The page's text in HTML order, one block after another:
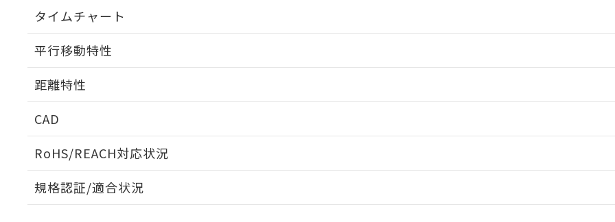
タイムチャート
平行移動特性
距離特性
CAD
RoHS/REACH対応状況
EU RoHS 注意事項・凡例
規格認証/適合状況